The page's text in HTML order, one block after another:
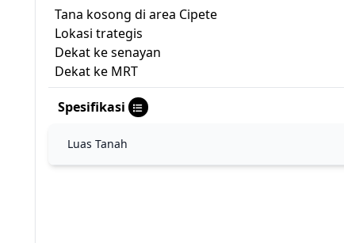
Tana kosong di area Cipete
Lokasi trategis
Dekat ke senayan
Dekat ke MRT
Spesifikasi
Luas Tanah